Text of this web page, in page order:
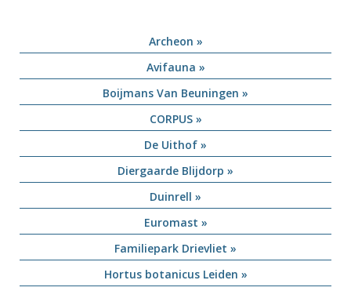
Archeon »
Avifauna »
Boijmans Van Beuningen »
CORPUS »
De Uithof »
Diergaarde Blijdorp »
Duinrell »
Euromast »
Familiepark Drievliet »
Hortus botanicus Leiden »